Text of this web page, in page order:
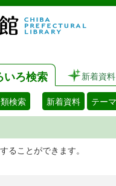
いろ検索 新着資料
検索 新着資料 テー
ることができます。